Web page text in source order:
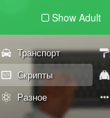
Show Adult
Транспорт
Скрипты
Разное